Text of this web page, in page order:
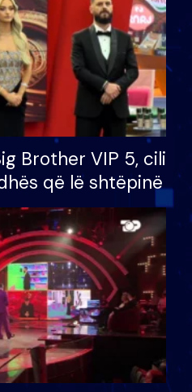
Brother VIP 5, cili
që lë shtëpinë